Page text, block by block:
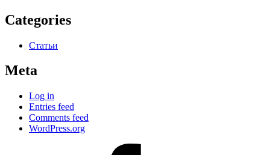
Categories
Статьи
Meta
Log in
Entries feed
Comments feed
WordPress.org